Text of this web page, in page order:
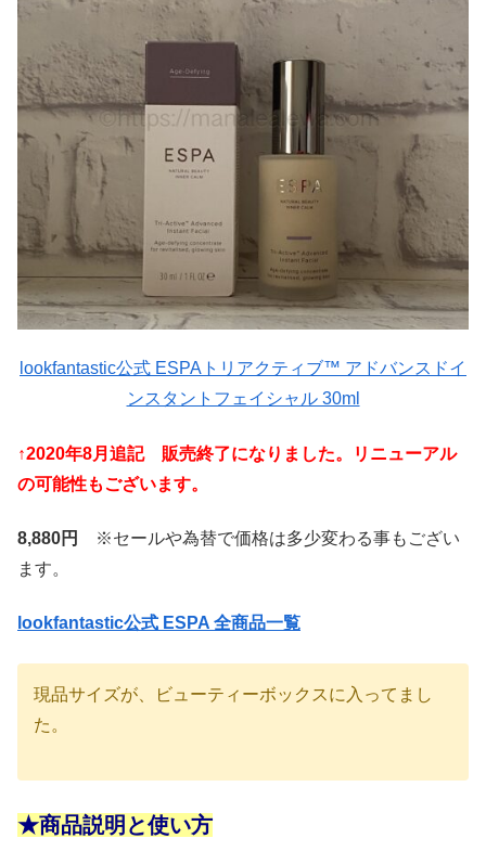
lookfantastic公式 ESPAトリアクティブ™ アドバンスドイ
ンスタントフェイシャル 30ml
↑2020年8月追記 販売終了になりました。リニューアル
の可能性もございます。
8,880円
※セールや為替で価格は多少変わる事もござい
ます。
lookfantastic公式 ESPA 全商品一覧
現品サイズが、ビューティーボックスに入ってまし
た。
★商品説明と使い方